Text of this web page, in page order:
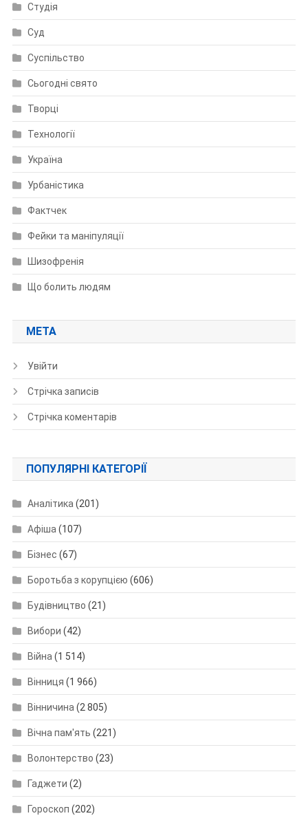
Студія
Суд
Суспільство
Сьогодні свято
Творці
Технології
Україна
Урбаністика
Фактчек
Фейки та маніпуляції
Шизофренія
Що болить людям
МЕТА
Увійти
Стрічка записів
Стрічка коментарів
ПОПУЛЯРНІ КАТЕГОРІЇ
Аналітика (201)
Афіша (107)
Бізнес (67)
Боротьба з корупцією (606)
Будівництво (21)
Вибори (42)
Війна (1 514)
Вінниця (1 966)
Вінничина (2 805)
Вічна пам'ять (221)
Волонтерство (23)
Гаджети (2)
Гороскоп (202)